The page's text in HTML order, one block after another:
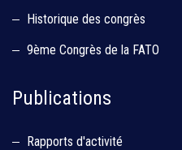
Historique des congrès
9ème Congrès de la FATO
Publications
Rapports d'activité